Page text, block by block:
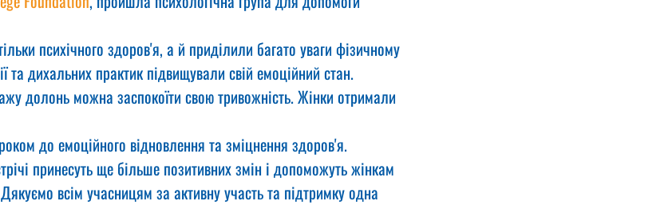
психічного здоров'я, а й приділили багато уваги фізичному
дихальних практик підвищували свій емоційний стан.
долонь можна заспокоїти свою тривожність. Жінки отримали
до емоційного відновлення та зміцнення здоров'я.
принесуть ще більше позитивних змін і допоможуть жінкам
всім учасницям за активну участь та підтримку одна